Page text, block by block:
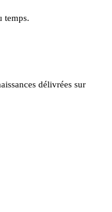
temps.
délivrées sur